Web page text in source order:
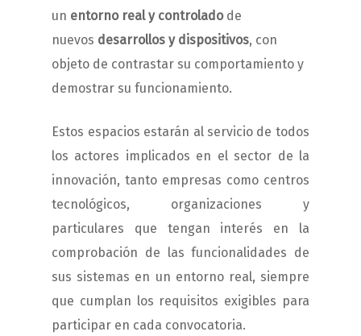
un entorno real y controladode
nuevos desarrollos y dispositivos, con
objeto de contrastar su comportamiento y
demostrar su funcionamiento.
Estos espacios estarán al servicio de todos
los actores implicados en el sector de la
innovación, tanto empresas como centros
tecnológicos, organizaciones y
particulares que tengan interés en la
comprobación de las funcionalidades de
sus sistemas en un entorno real, siempre
que cumplan los requisitos exigibles para
participar en cada convocatoria.